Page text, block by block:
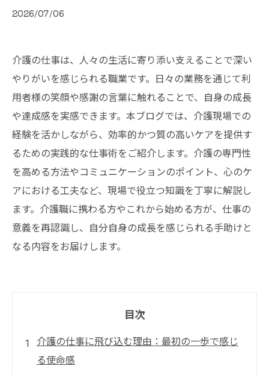
2026/07/06
介護の仕事は、人々の生活に寄り添い支えることで深い
やりがいを感じられる職業です。日々の業務を通じて利
用者様の笑顔や感謝の言葉に触れることで、自身の成長
や達成感を実感できます。本ブログでは、介護現場での
経験を活かしながら、効率的かつ質の高いケアを提供す
るための実践的な仕事術をご紹介します。介護の専門性
を高める方法やコミュニケーションのポイント、心のケ
アにおける工夫など、現場で役立つ知識を丁寧に解説し
ます。介護職に携わる方やこれから始める方が、仕事の
意義を再認識し、自分自身の成長を感じられる手助けと
なる内容をお届けします。
目次
介護の仕事に飛び込む理由：最初の一歩で感じ
る使命感